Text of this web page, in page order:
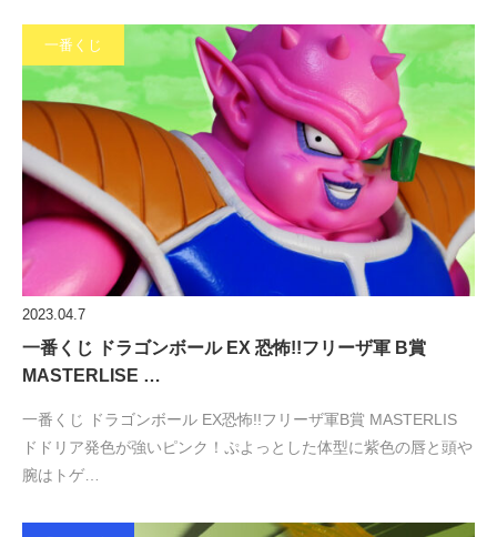
一番くじ
2023.04.7
一番くじ ドラゴンボール EX 恐怖!!フリーザ軍 B賞
MASTERLISE …
一番くじ ドラゴンボール EX恐怖!!フリーザ軍B賞 MASTERLIS
ドドリア発色が強いピンク！ぷよっとした体型に紫色の唇と頭や
腕はトゲ…